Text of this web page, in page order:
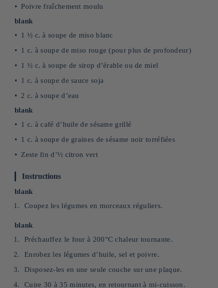
Poivre fraîchement moulu
blank
1 ½ c. à soupe de miso blanc
1 c. à soupe de miso rouge (pour plus de profondeur)
1 ½ c. à soupe de sirop d’érable ou de miel
1 c. à soupe de sauce soja
2 c. à soupe d’eau
blank
1 c. à café d’huile de sésame grillé
1 c. à soupe de graines de sésame noir torréfiées
Zeste fin d’½ citron vert
Instructions
blank
Coupez les légumes en morceaux réguliers.
blank
Préchauffez le four à 200°C chaleur tournante.
Enrobez les légumes d’huile, sel et poivre.
Disposez-les en une seule couche sur une plaque.
Cuire 30 à 35 minutes, en retournant à mi-cuisson.